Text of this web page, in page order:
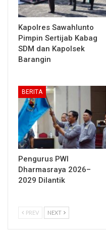
Kapolres Sawahlunto
Pimpin Sertijab Kabag
SDM dan Kapolsek
Barangin
BERITA
Pengurus PWI
Dharmasraya 2026–
2029 Dilantik
PREV NEXT